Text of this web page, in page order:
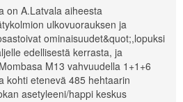
on A.Latvala aiheesta
ulkovuorauksen ja
ominaisuudet&quot;,lopuksi
edellisestä kerrasta, ja
M13 vahvuudella 1+1+6
kohti etenevä 485 hehtaarin
asetyleeni/happi keskus